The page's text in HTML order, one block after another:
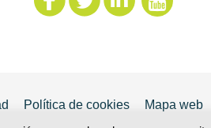
Política de cookies
Mapa web